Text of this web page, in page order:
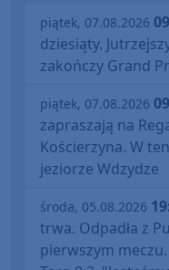
piątek, 07.08.2026
dziesiąty.
zakończy Grand
piątek, 07.08.2026
zapraszają na
Kościerzyna. W
jeziorze Wdzydze
środa, 05.08.2026
trwa. Odpadła z
pierwszym